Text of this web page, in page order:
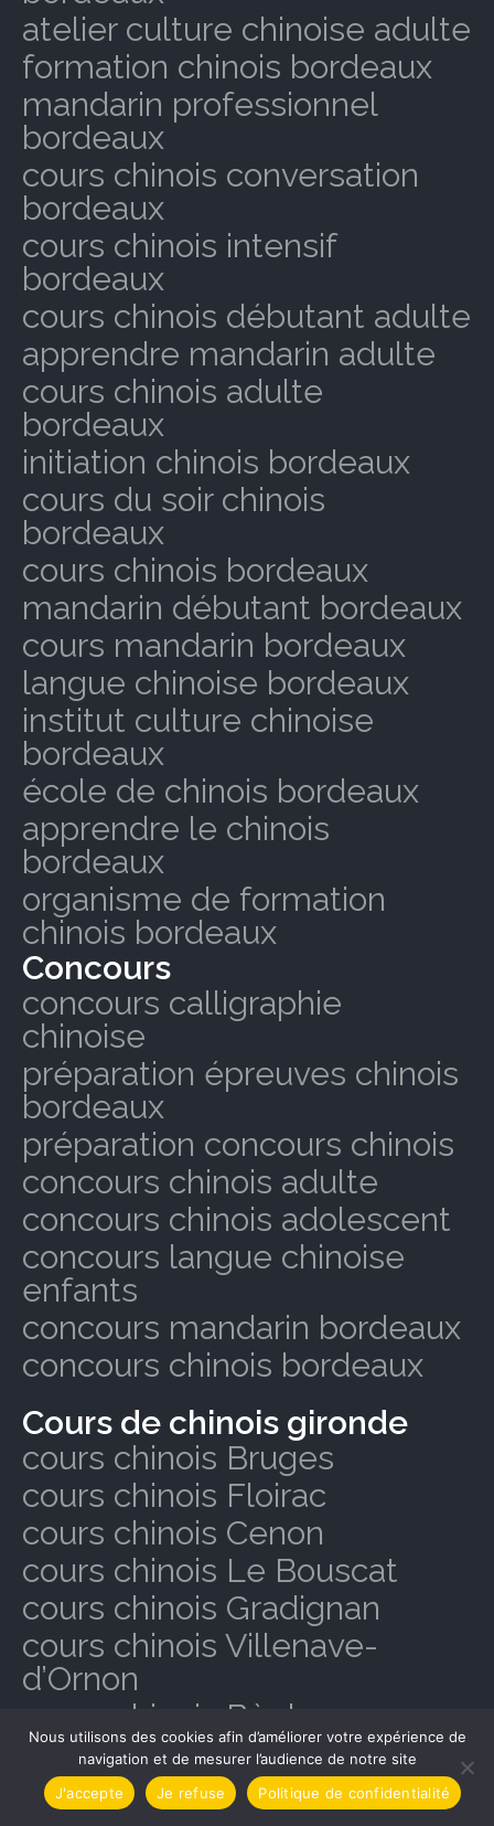
atelier culture chinoise adulte
formation chinois bordeaux
mandarin professionnel
bordeaux
cours chinois conversation
bordeaux
cours chinois intensif
bordeaux
cours chinois débutant adulte
apprendre mandarin adulte
cours chinois adulte
bordeaux
initiation chinois bordeaux
cours du soir chinois
bordeaux
cours chinois bordeaux
mandarin débutant bordeaux
cours mandarin bordeaux
langue chinoise bordeaux
institut culture chinoise
bordeaux
école de chinois bordeaux
apprendre le chinois
bordeaux
organisme de formation
chinois bordeaux
Concours
concours calligraphie
chinoise
préparation épreuves chinois
bordeaux
préparation concours chinois
concours chinois adulte
concours chinois adolescent
concours langue chinoise
enfants
concours mandarin bordeaux
concours chinois bordeaux
Cours de chinois gironde
cours chinois Bruges
cours chinois Floirac
cours chinois Cenon
cours chinois Le Bouscat
cours chinois Gradignan
cours chinois Villenave-
d’Ornon
cours chinois Bègles
cours chinois Mérignac
cours chinois Pessac
Nous utilisons des cookies afin d’améliorer votre expérience de
navigation et de mesurer l’audience de notre site
J'accepte
Je refuse Politique de confidentialité